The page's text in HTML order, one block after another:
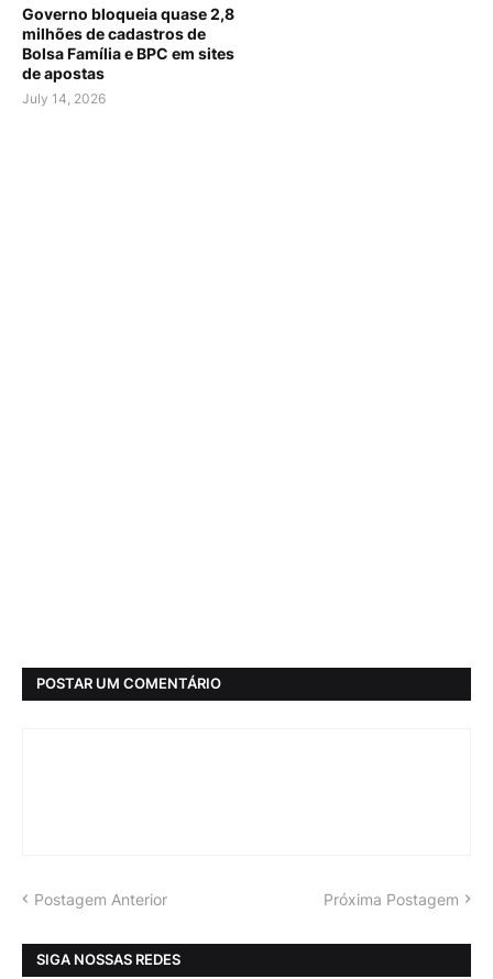
Governo bloqueia quase 2,8
milhões de cadastros de
Bolsa Família e BPC em sites
de apostas
July 14, 2026
POSTAR UM COMENTÁRIO
Postagem Anterior Próxima Postagem
SIGA NOSSAS REDES